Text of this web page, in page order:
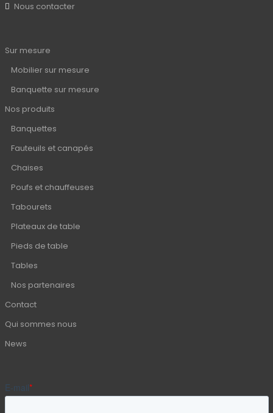
Nous contacter
Sur mesure
Mobilier sur mesure
Banquette sur mesure
Nos produits
Banquettes
Fauteuils et canapés
Chaises
Poufs et chauffeuses
Tabourets
Plateaux de table
Pieds de table
Tables
Nos partenaires
Contact
Qui sommes nous
News